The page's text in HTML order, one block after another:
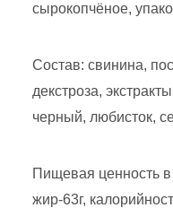
сырокопчёное,
Состав: свинина,
декстроза,
черный, любисток,
Пищевая ценность в
жир-63г,